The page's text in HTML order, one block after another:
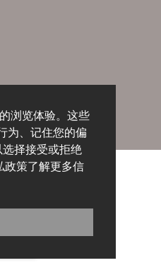
浏览体验。这些
为、记住您的偏
择接受或拒绝
政策了解更多信